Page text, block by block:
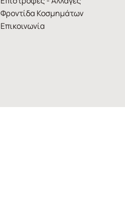
Φροντίδα Κοσμημάτων
Επικοινωνία